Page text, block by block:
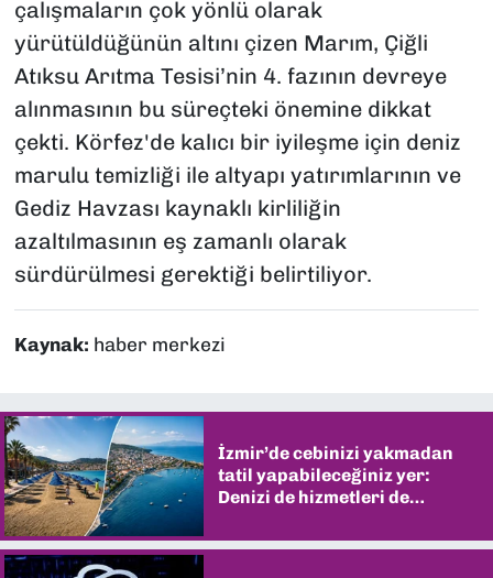
çalışmaların çok yönlü olarak
yürütüldüğünün altını çizen Marım, Çiğli
Atıksu Arıtma Tesisi’nin 4. fazının devreye
alınmasının bu süreçteki önemine dikkat
çekti. Körfez'de kalıcı bir iyileşme için deniz
marulu temizliği ile altyapı yatırımlarının ve
Gediz Havzası kaynaklı kirliliğin
azaltılmasının eş zamanlı olarak
sürdürülmesi gerektiği belirtiliyor.
Kaynak: haber merkezi
İzmir’de cebinizi yakmadan
tatil yapabileceğiniz yer:
Denizi de hizmetleri de